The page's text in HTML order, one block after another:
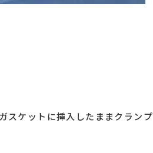
スケットに挿入したままクランプ